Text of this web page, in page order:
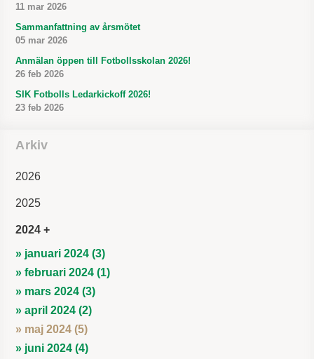
11 mar 2026
Sammanfattning av årsmötet
05 mar 2026
Anmälan öppen till Fotbollsskolan 2026!
26 feb 2026
SIK Fotbolls Ledarkickoff 2026!
23 feb 2026
Arkiv
2026
2025
2024
» januari 2024 (3)
» februari 2024 (1)
» mars 2024 (3)
» april 2024 (2)
» maj 2024 (5)
» juni 2024 (4)